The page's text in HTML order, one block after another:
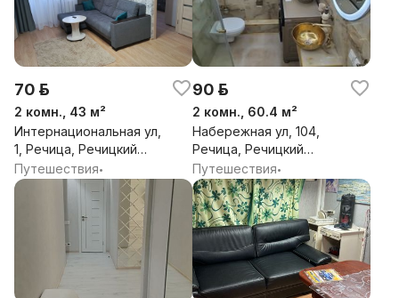
70 р.
2 комн., 43 м²
Интернациональная ул,
1, Речица, Речицкий
район, Гомельская обл.
Путешествия•
90 р.
2 комн., 60.4 м²
Набережная ул, 104,
Речица, Речицкий
район, Гомельская обл.
Путешествия•